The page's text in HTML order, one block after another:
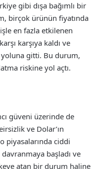
gibi dışa bağımlı bir
birçok ürünün fiyatında
en fazla etkilenen
karşıya kaldı ve
yoluna gitti. Bu durum,
riskine yol açtı.
güveni üzerinde de
ve Dolar’ın
piyasalarında ciddi
başladı ve
atan bir durum haline